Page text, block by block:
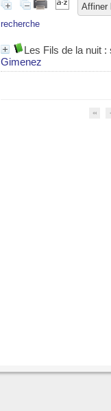
Affiner
recherche
Les Fils de la nuit
Gimenez